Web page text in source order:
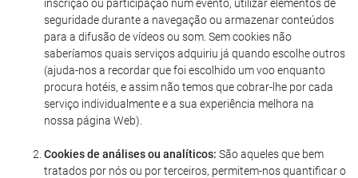
inscrição ou participação num evento, utilizar elementos de
seguridade durante a navegação ou armazenar conteúdos
para a difusão de vídeos ou som. Sem cookies não
saberíamos quais serviços adquiriu já quando escolhe outros
(ajuda-nos a recordar que foi escolhido um voo enquanto
procura hotéis, e assim não temos que cobrar-lhe por cada
serviço individualmente e a sua experiência melhora na
nossa página Web).
Cookies de análises ou analíticos: São aqueles que bem
tratados por nós ou por terceiros, permitem-nos quantificar o